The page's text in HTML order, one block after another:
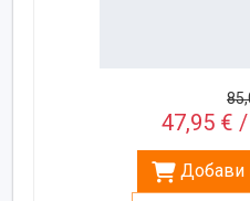
47,95 €
Добави